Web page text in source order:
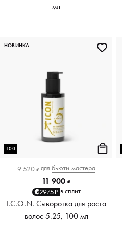
мл
100
9 520 ₽ для бьюти-мастера
11 900 ₽
2975₽ в сплит
I.C.O.N. Сыворотка для роста
волос 5.25, 100 мл
НОВИНКА